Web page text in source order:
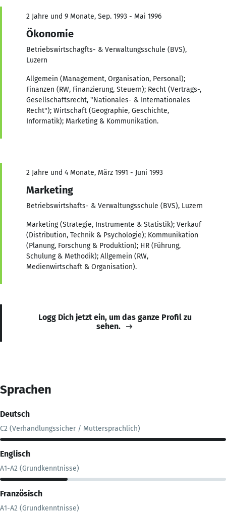
2 Jahre und 9 Monate, Sep. 1993 - Mai 1996
Ökonomie
Betriebswirtschagfts- & Verwaltungsschule (BVS),
Luzern
Allgemein (Management, Organisation, Personal);
Finanzen (RW, Finanzierung, Steuern); Recht (Vertrags-,
Gesellschaftsrecht, "Nationales- & Internationales
Recht"); Wirtschaft (Geographie, Geschichte,
Informatik); Marketing & Kommunikation.
2 Jahre und 4 Monate, März 1991 - Juni 1993
Marketing
Betriebswirtshafts- & Verwaltungsschule (BVS), Luzern
Marketing (Strategie, Instrumente & Statistik); Verkauf
(Distribution, Technik & Psychologie); Kommunikation
(Planung, Forschung & Produktion); HR (Führung,
Schulung & Methodik); Allgemein (RW,
Medienwirtschaft & Organisation).
Logg Dich jetzt ein, um das ganze Profil zu
sehen.
Sprachen
Deutsch
C2 (Verhandlungssicher / Muttersprachlich)
Englisch
A1-A2 (Grundkenntnisse)
Französisch
A1-A2 (Grundkenntnisse)